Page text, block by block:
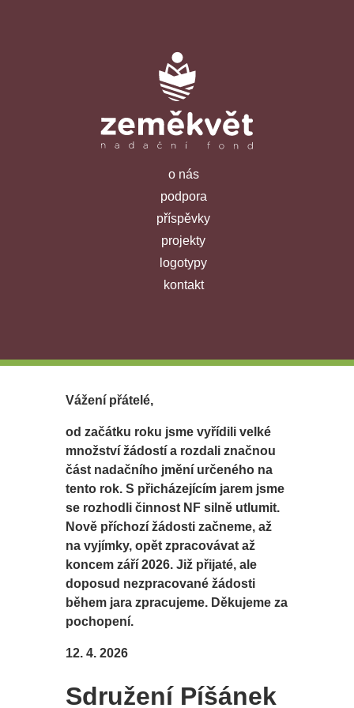
o nás
podpora
příspěvky
projekty
logotypy
kontakt
Vážení přátelé,
od začátku roku jsme vyřídili velké
množství žádostí a rozdali značnou
část nadačního jmění určeného na
tento rok. S přicházejícím jarem jsme
se rozhodli činnost NF silně utlumit.
Nově příchozí žádosti začneme, až
na vyjímky, opět zpracovávat až
koncem září 2026. Již přijaté, ale
doposud nezpracované žádosti
během jara zpracujeme. Děkujeme za
pochopení.
12. 4. 2026
Sdružení Píšánek